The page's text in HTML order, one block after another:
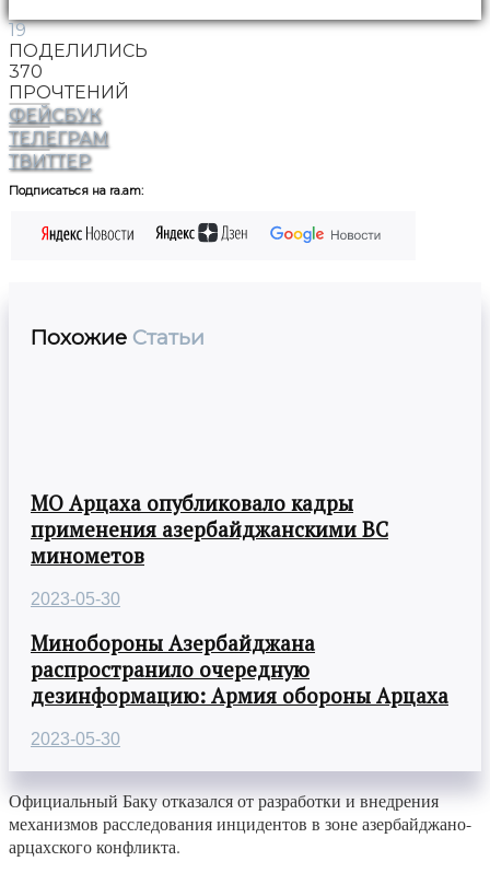
19
ПОДЕЛИЛИСЬ
370
ПРОЧТЕНИЙ
ФЕЙСБУК
ТЕЛЕГРАМ
ТВИТТЕР
Подписаться на ra.am:
Похожие Статьи
МО Арцаха опубликовало кадры
применения азербайджанскими ВС
минометов
2023-05-30
Минобороны Азербайджана
распространило очередную
дезинформацию: Армия обороны Арцаха
2023-05-30
Официальный Баку отказался от разработки и внедрения
механизмов расследования инцидентов в зоне азербайджано-
арцахского конфликта.